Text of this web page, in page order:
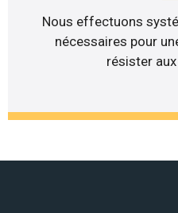
Nous effectuons
nécessaires pour
résister